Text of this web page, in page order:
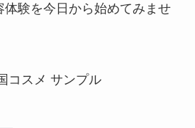
験を今日から始めてみませ